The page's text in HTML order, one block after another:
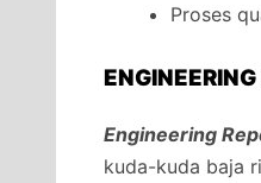
Proses
Engineering
kuda-kuda baja